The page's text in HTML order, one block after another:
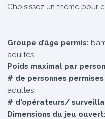
Choisissez un thème pour
Groupe d’âge permis:
adultes
Poids maximal par
# de personnes
adultes
# d'opérateurs/
Dimensions du jeu ouvert: